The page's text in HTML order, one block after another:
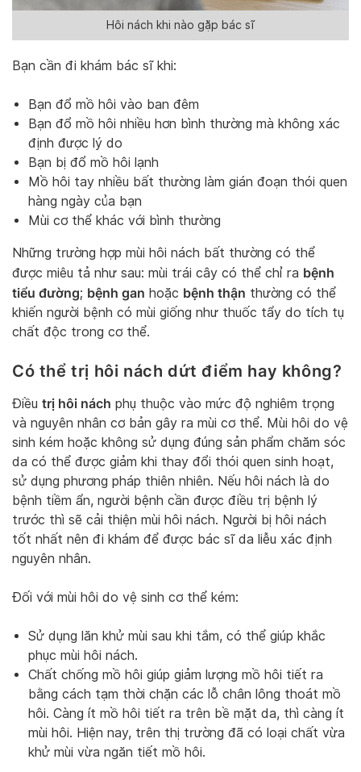
Hôi nách khi nào gặp bác sĩ
Bạn cần đi khám bác sĩ khi:
Bạn đổ mồ hôi vào ban đêm
Bạn đổ mồ hôi nhiều hơn bình thường mà không xác
định được lý do
Bạn bị đổ mồ hôi lạnh
Mồ hôi tay nhiều bất thường làm gián đoạn thói quen
hàng ngày của bạn
Mùi cơ thể khác với bình thường
Những trường hợp mùi hôi nách bất thường có thể
được miêu tả như sau: mùi trái cây có thể chỉ ra bệnh
tiểu đường; bệnh gan hoặc bệnh thận thường có thể
khiến người bệnh có mùi giống như thuốc tẩy do tích tụ
chất độc trong cơ thể.
Có thể trị hôi nách dứt điểm hay không?
Điều trị hôi nách phụ thuộc vào mức độ nghiêm trọng
và nguyên nhân cơ bản gây ra mùi cơ thể. Mùi hôi do vệ
sinh kém hoặc không sử dụng đúng sản phẩm chăm sóc
da có thể được giảm khi thay đổi thói quen sinh hoạt,
sử dụng phương pháp thiên nhiên. Nếu hôi nách là do
bệnh tiềm ẩn, người bệnh cần được điều trị bệnh lý
trước thì sẽ cải thiện mùi hôi nách. Người bị hôi nách
tốt nhất nên đi khám để được bác sĩ da liễu xác định
nguyên nhân.
Đối với mùi hôi do vệ sinh cơ thể kém:
Sử dụng lăn khử mùi sau khi tắm, có thể giúp khắc
phục mùi hôi nách.
Chất chống mồ hôi giúp giảm lượng mồ hôi tiết ra
bằng cách tạm thời chặn các lỗ chân lông thoát mồ
hôi. Càng ít mồ hôi tiết ra trên bề mặt da, thì càng ít
mùi hôi. Hiện nay, trên thị trường đã có loại chất vừa
khử mùi vừa ngăn tiết mồ hôi.